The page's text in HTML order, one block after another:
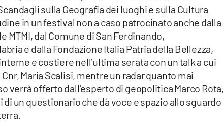
sulla Geografia dei luoghi e sulla Cultura
in un festival non a caso patrocinato anche dalla
MTMI, dal Comune di San Ferdinando,
e dalla Fondazione Italia Patria della Bellezza,
e costiere nell’ultima serata con un talk a cui
Maria Scalisi, mentre un radar quanto mai
offerto dall’esperto di geopolitica Marco Rota,
un questionario che dà voce e spazio allo sguardo